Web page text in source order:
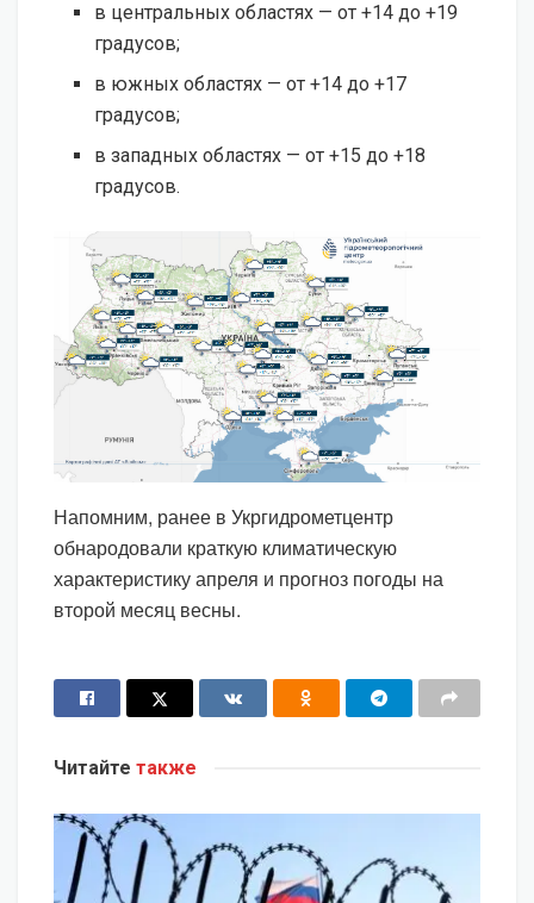
в центральных областях — от +14 до +19
градусов;
в южных областях — от +14 до +17
градусов;
в западных областях — от +15 до +18
градусов.
Напомним, ранее в Укргидрометцентр
обнародовали краткую климатическую
характеристику апреля и прогноз погоды на
второй месяц весны.
Читайте также